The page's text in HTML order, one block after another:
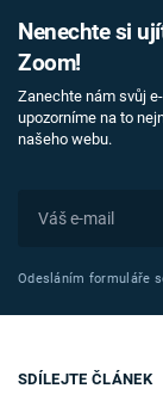
Nenechte si
Zoom!
Zanechte nám svůj
upozorníme na to
našeho webu.
Odesláním formuláře
SDÍLEJTE ČLÁNEK